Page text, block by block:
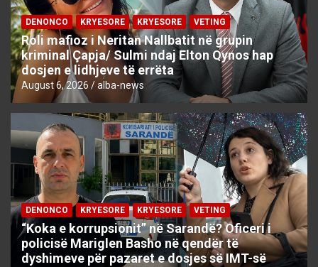
DENONCO KRYESORE KRYESORE VETING
Roli mafioz i Neritan Nallbatit në grupin
kriminal Çapja/ Sulmi ndaj Elton Qynos hap
dosjen e lidhjeve të errëta
August 6, 2026 alba-news
DENONCO KRYESORE KRYESORE VETING
“Koka e korrupsionit” në Sarandë? Oficeri i
policisë Mariglen Basho në qendër të
dyshimeve për pazaret e dosjes së IMT-së